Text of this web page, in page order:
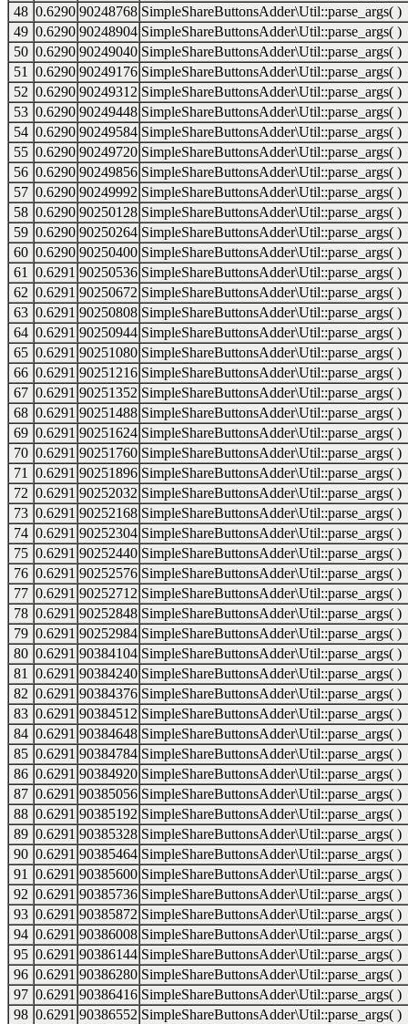
48 0.6290 90248768 SimpleShareButtonsAdder\Util::parse_args( )
49 0.6290 90248904 SimpleShareButtonsAdder\Util::parse_args( )
50 0.6290 90249040 SimpleShareButtonsAdder\Util::parse_args( )
51
0.6290 90249176 SimpleShareButtonsAdder\Util::parse_args( )
52 0.6290 90249312 SimpleShareButtonsAdder\Util::parse_args( )
53 0.6290 90249448 SimpleShareButtonsAdder\Util::parse_args( )
54 0.6290 90249584 SimpleShareButtonsAdder\Util::parse_args( )
55 0.6290 90249720 SimpleShareButtonsAdder\Util::parse_args( )
56 0.6290 90249856 SimpleShareButtonsAdder\Util::parse_args( )
57 0.6290 90249992 SimpleShareButtonsAdder\Util::parse_args( )
58 0.6290 90250128 SimpleShareButtonsAdder\Util::parse_args( )
59 0.6290 90250264 SimpleShareButtonsAdder\Util::parse_args( )
60 0.6290 90250400 SimpleShareButtonsAdder\Util::parse_args( )
61
0.6291 90250536 SimpleShareButtonsAdder\Util::parse_args( )
62 0.6291 90250672 SimpleShareButtonsAdder\Util::parse_args( )
63 0.6291 90250808 SimpleShareButtonsAdder\Util::parse_args( )
64 0.6291 90250944 SimpleShareButtonsAdder\Util::parse_args( )
65 0.6291 90251080 SimpleShareButtonsAdder\Util::parse_args( )
66 0.6291 90251216 SimpleShareButtonsAdder\Util::parse_args( )
67 0.6291 90251352 SimpleShareButtonsAdder\Util::parse_args( )
68 0.6291 90251488 SimpleShareButtonsAdder\Util::parse_args( )
69 0.6291 90251624 SimpleShareButtonsAdder\Util::parse_args( )
70 0.6291 90251760 SimpleShareButtonsAdder\Util::parse_args( )
71
0.6291 90251896 SimpleShareButtonsAdder\Util::parse_args( )
72 0.6291 90252032 SimpleShareButtonsAdder\Util::parse_args( )
73 0.6291 90252168 SimpleShareButtonsAdder\Util::parse_args( )
74 0.6291 90252304 SimpleShareButtonsAdder\Util::parse_args( )
75 0.6291 90252440 SimpleShareButtonsAdder\Util::parse_args( )
76 0.6291 90252576 SimpleShareButtonsAdder\Util::parse_args( )
77 0.6291 90252712 SimpleShareButtonsAdder\Util::parse_args( )
78 0.6291 90252848 SimpleShareButtonsAdder\Util::parse_args( )
79 0.6291 90252984 SimpleShareButtonsAdder\Util::parse_args( )
80 0.6291 90384104 SimpleShareButtonsAdder\Util::parse_args( )
81
0.6291 90384240 SimpleShareButtonsAdder\Util::parse_args( )
82 0.6291 90384376 SimpleShareButtonsAdder\Util::parse_args( )
83 0.6291 90384512 SimpleShareButtonsAdder\Util::parse_args( )
84 0.6291 90384648 SimpleShareButtonsAdder\Util::parse_args( )
85 0.6291 90384784 SimpleShareButtonsAdder\Util::parse_args( )
86 0.6291 90384920 SimpleShareButtonsAdder\Util::parse_args( )
87 0.6291 90385056 SimpleShareButtonsAdder\Util::parse_args( )
88 0.6291 90385192 SimpleShareButtonsAdder\Util::parse_args( )
89 0.6291 90385328 SimpleShareButtonsAdder\Util::parse_args( )
90 0.6291 90385464 SimpleShareButtonsAdder\Util::parse_args( )
91
0.6291 90385600 SimpleShareButtonsAdder\Util::parse_args( )
92 0.6291 90385736 SimpleShareButtonsAdder\Util::parse_args( )
93 0.6291 90385872 SimpleShareButtonsAdder\Util::parse_args( )
94 0.6291 90386008 SimpleShareButtonsAdder\Util::parse_args( )
95 0.6291 90386144 SimpleShareButtonsAdder\Util::parse_args( )
96 0.6291 90386280 SimpleShareButtonsAdder\Util::parse_args( )
97 0.6291 90386416 SimpleShareButtonsAdder\Util::parse_args( )
98 0.6291 90386552 SimpleShareButtonsAdder\Util::parse_args( )